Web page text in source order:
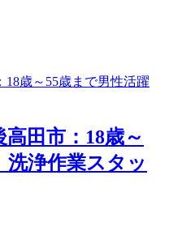
田市：18歳～
洗浄作業スタッ